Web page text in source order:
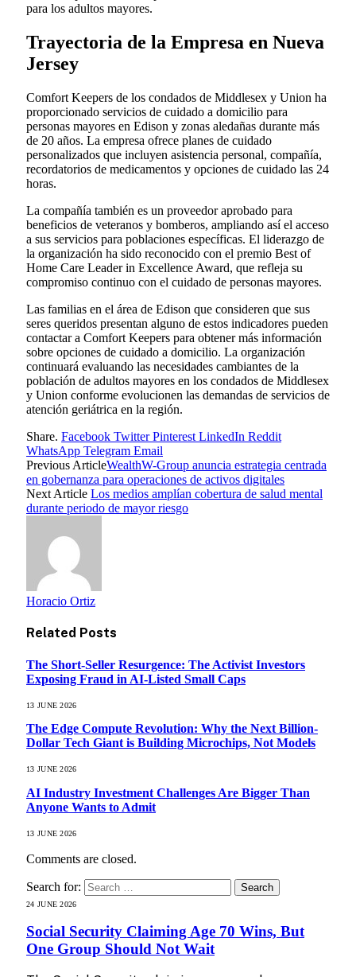
para los adultos mayores.
Trayectoria de la Empresa en Nueva
Jersey
Comfort Keepers de los condados de Middlesex y Union ha
proporcionado servicios de cuidado a domicilio para
personas mayores en Edison y zonas aledañas durante más
de 20 años. La empresa ofrece planes de cuidado
personalizados que incluyen asistencia personal, compañía,
recordatorios de medicamentos y opciones de cuidado las 24
horas.
La compañía también es un proveedor aprobado para
beneficios de veteranos y bomberos, ampliando así el acceso
a sus servicios para poblaciones específicas. El liderazgo de
la organización ha sido reconocido con el premio Best of
Home Care Leader in Excellence Award, que refleja su
compromiso continuo con el cuidado de personas mayores.
Las familias en el área de Edison que consideren que sus
seres queridos presentan alguno de estos indicadores pueden
contactar a Comfort Keepers para obtener más información
sobre opciones de cuidado a domicilio. La organización
continuará evaluando las necesidades cambiantes de la
población de adultos mayores en los condados de Middlesex
y Union conforme evolucionen las demandas de servicios de
atención geriátrica en la región.
Share. Facebook Twitter Pinterest LinkedIn Reddit
WhatsApp Telegram Email
Previous ArticleWealthW-Group anuncia estrategia centrada
en gobernanza para operaciones de activos digitales
Next Article Los medios amplían cobertura de salud mental
durante periodo de mayor riesgo
Horacio Ortiz
Related Posts
The Short-Seller Resurgence: The Activist Investors
Exposing Fraud in AI-Listed Small Caps
13 JUNE 2026
The Edge Compute Revolution: Why the Next Billion-
Dollar Tech Giant is Building Microchips, Not Models
13 JUNE 2026
AI Industry Investment Challenges Are Bigger Than
Anyone Wants to Admit
13 JUNE 2026
Comments are closed.
Search for:
24 JUNE 2026
Social Security Claiming Age 70 Wins, But
One Group Should Not Wait